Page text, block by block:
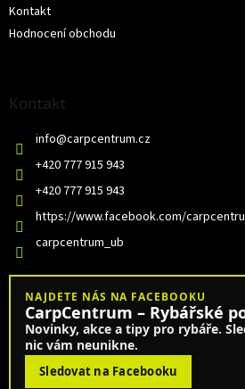
Kontakt
Hodnocení obchodu
Kontakt
info@carpcentrum.cz
+420 777 915 943
+420 777 915 943
https://www.facebook.com/
carpcentrum_ub
NAJDETE NÁS NA FACEBOOKU
CarpCentrum – Rybářské
Novinky, akce a tipy pro rybáře.
nic vám neunikne.
Sledovat na Facebooku